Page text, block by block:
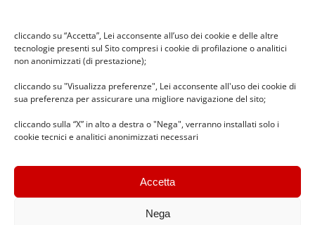
cliccando su “Accetta”, Lei acconsente all’uso dei cookie e delle altre
tecnologie presenti sul Sito compresi i cookie di profilazione o analitici
non anonimizzati (di prestazione);
cliccando su "Visualizza preferenze", Lei acconsente all'uso dei cookie di
sua preferenza per assicurare una migliore navigazione del sito;
cliccando sulla “X” in alto a destra o "Nega", verranno installati solo i
cookie tecnici e analitici anonimizzati necessari
Accetta
Nega
Diario 2025/2026 ICS Copernico
24 Settembre 2025
Premio Benedetta Frugone 2024